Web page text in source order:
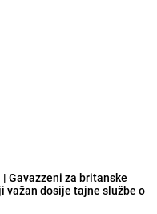
Gavazzeni za britanske
važan dosije tajne službe o